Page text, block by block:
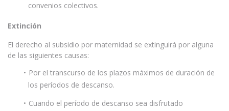
convenios colectivos.
Extinción
El derecho al subsidio por maternidad se extinguirá por alguna
de las siguientes causas:
Por el transcurso de los plazos máximos de duración de
los períodos de descanso.
Cuando el período de descanso sea disfrutado